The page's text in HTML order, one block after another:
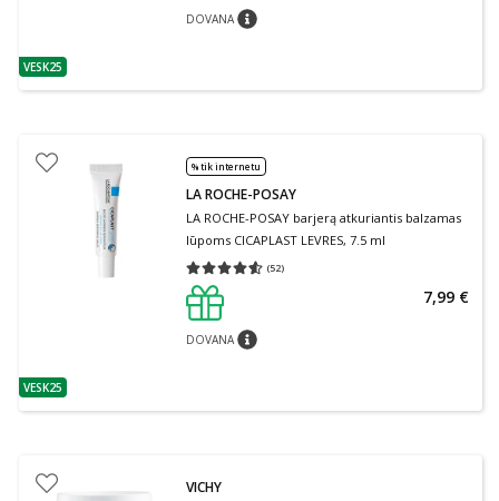
patarimas
VESK25
DOVANApatarimas
patarimas
VESK25
% tik internetu
LA ROCHE-POSAY
LA ROCHE-POSAY barjerą atkuriantis balzamas
lūpoms CICAPLAST LEVRES, 7.5 ml
(52)
Vidutinis įvertinimas 4.54
DOVANApatarimas
7,99 €
VICHY